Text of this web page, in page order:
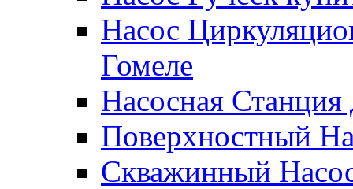
Насос
Гомеле
Насосная
Поверхностный
Скважинный